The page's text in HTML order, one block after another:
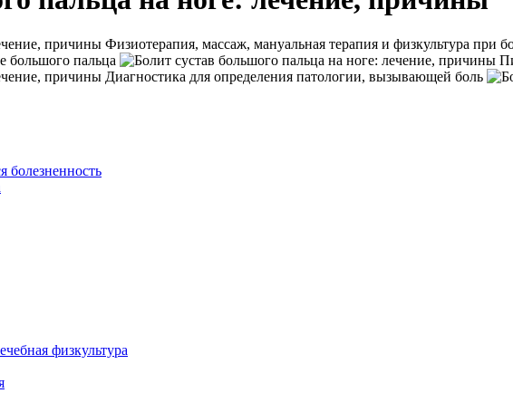
Физиотерапия, массаж, мануальная терапия и физкультура при
большого пальца
Диагностика для определения патологии, вызывающей боль
болезненность
физкультура